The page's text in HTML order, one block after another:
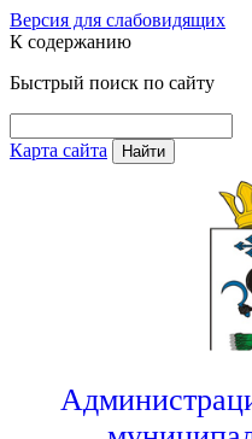
Версия для слабовидящих
К содержанию
Быстрый поиск по сайту
Карта сайта Найти